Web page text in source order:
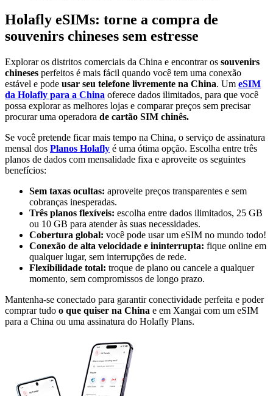
Holafly eSIMs: torne a compra de
souvenirs chineses sem estresse
Explorar os distritos comerciais da China e encontrar os souvenirs
chineses perfeitos é mais fácil quando você tem uma conexão
estável e pode usar seu telefone livremente na China. Um eSIM
da Holafly para a China oferece dados ilimitados, para que você
possa explorar as melhores lojas e comparar preços sem precisar
procurar uma operadora de cartão SIM chinês.
Se você pretende ficar mais tempo na China, o serviço de assinatura
mensal dos Planos Holafly é uma ótima opção. Escolha entre três
planos de dados com mensalidade fixa e aproveite os seguintes
benefícios:
Sem taxas ocultas: aproveite preços transparentes e sem
cobranças inesperadas.
Três planos flexíveis: escolha entre dados ilimitados, 25 GB
ou 10 GB para atender às suas necessidades.
Cobertura global: você pode usar um eSIM no mundo todo!
Conexão de alta velocidade e ininterrupta: fique online em
qualquer lugar, sem interrupções de rede.
Flexibilidade total: troque de plano ou cancele a qualquer
momento, sem compromissos de longo prazo.
Mantenha-se conectado para garantir conectividade perfeita e poder
comprar tudo o que quiser na China e em Xangai com um eSIM
para a China ou uma assinatura do Holafly Plans.